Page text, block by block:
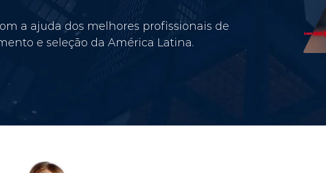
a ajuda dos melhores profissionais de
e seleção da América Latina.